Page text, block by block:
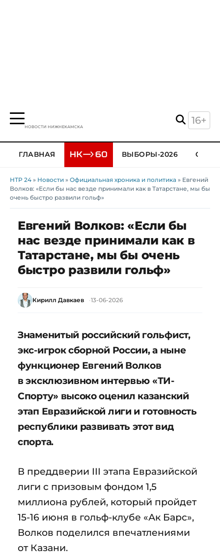
НОВОСТИ НИЖНЕКАМСКА
16+
ГЛАВНАЯ ВЫБОРЫ-2026
НТР 24 » Новости » Официальная хроника и политика » Евгений
Волков: «Если бы нас везде принимали как в Татарстане, мы бы
очень быстро развили гольф»
Евгений Волков: «Если бы
нас везде принимали как в
Татарстане, мы бы очень
быстро развили гольф»
Кирилл Давкаев 13-06-2026
Знаменитый российский гольфист,
экс-игрок сборной России, а ныне
функционер Евгений Волков
в эксклюзивном интервью «ТИ-
Спорту» высоко оценил казанский
этап Евразийской лиги и готовность
республики развивать этот вид
спорта.
В преддверии III этапа Евразийской
лиги с призовым фондом 1,5
миллиона рублей, который пройдет
15-16 июня в гольф-клубе «Ак Барс»,
Волков поделился впечатлениями
от Казани.